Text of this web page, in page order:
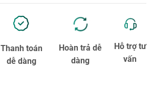
Thanh toán
dễ dàng
Hoàn trả dễ
dàng
Hỗ trợ tư
vấn